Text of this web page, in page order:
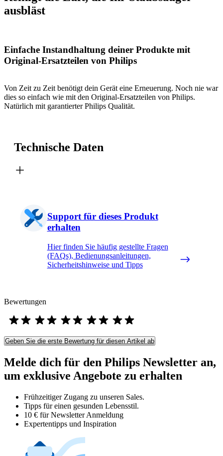
ausbläst
Einfache Instandhaltung deiner Produkte mit
Original-Ersatzteilen von Philips
Von Zeit zu Zeit benötigt dein Gerät eine Erneuerung. Noch nie war
dies so einfach wie mit den Original-Ersatzteilen von Philips.
Natürlich mit garantierter Philips Qualität.
Technische Daten
Support für dieses Produkt
erhalten
Hier finden Sie häufig gestellte Fragen
(FAQs), Bedienungsanleitungen,
Sicherheitshinweise und Tipps
Bewertungen
Geben Sie die erste Bewertung für diesen Artikel ab
Melde dich für den Philips Newsletter an,
um exklusive Angebote zu erhalten
Frühzeitiger Zugang zu unseren Sales.
Tipps für einen gesunden Lebensstil.
10 € für Newsletter Anmeldung
Expertentipps und Inspiration